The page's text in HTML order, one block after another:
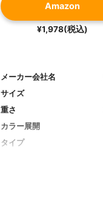
Amazon
¥1,978(税込)
メーカー会社名
サイズ
重さ
カラー展開
タイプ